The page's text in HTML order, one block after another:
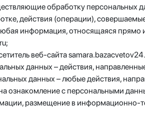
обработку персональных
действия (операции),
информация, относящаяся
веб-сайта
данных – действия,
данных – любые действия,
ознакомление с персональными
размещение в информационно-